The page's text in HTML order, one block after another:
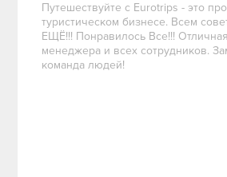
Путешествуйте с Eurotrips - это
туристическом бизнесе. Всем
ЕЩЁ!!! Понравилось Все!!!
менеджера и всех сотрудников.
команда людей!